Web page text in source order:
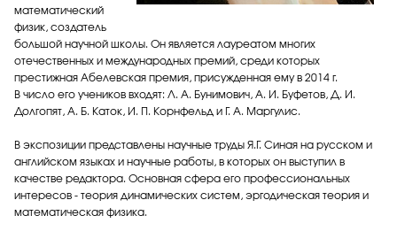
математический
физик, создатель
большой научной школы. Он является лауреатом многих
отечественных и международных премий, среди которых
престижная Абелевская премия, присужденная ему в 2014 г.
В число его учеников входят: Л. А. Бунимович, А. И. Буфетов, Д. И.
Долгопят, А. Б. Каток, И. П. Корнфельд и Г. А. Маргулис.
В экспозиции представлены научные труды Я.Г. Синая на русском и
английском языках и научные работы, в которых он выступил в
качестве редактора. Основная сфера его профессиональных
интересов - теория динамических систем, эргодическая теория и
математическая физика.